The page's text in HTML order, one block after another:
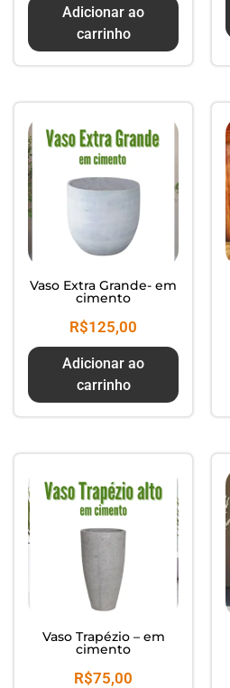
Adicionar ao
carrinho
Vaso Extra Grande- em
cimento
R$125,00
Adicionar ao
carrinho
Vaso Trapézio – em
cimento
R$75,00